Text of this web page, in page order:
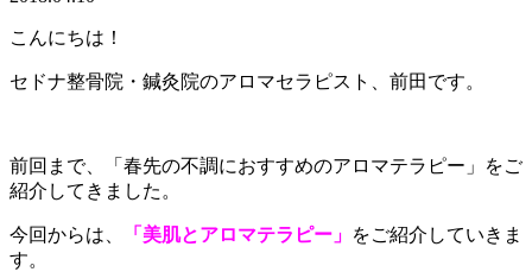
こんにちは！
セドナ整骨院・鍼灸院のアロマセラピスト、前田です。
前回まで、「春先の不調におすすめのアロマテラピー」をご
紹介してきました。
今回からは、 「美肌とアロマテラピー」 をご紹介していきま
す。